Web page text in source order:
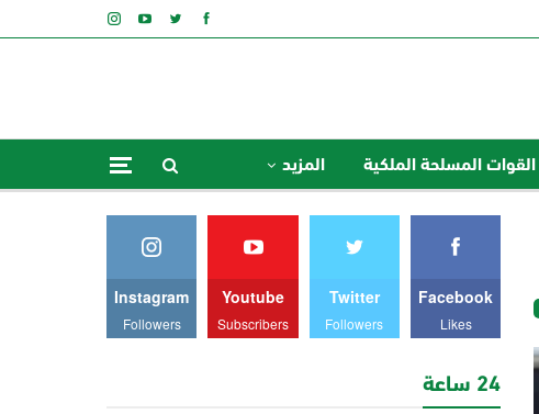
القوات المسلحة الملكية المزيد
Facebook
Likes
Twitter
Followers
Youtube
Subscribers
Instagram
Followers
24 ساعة